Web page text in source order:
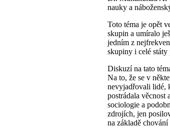
nauky a
Toto téma je opět
skupin a umíralo
jedním z
skupiny i celé
Diskuzí na tato
Na to, že se v
nevyjadřovali lidé,
postrádala věcnost
sociologie a
zdrojích, jen
na základě